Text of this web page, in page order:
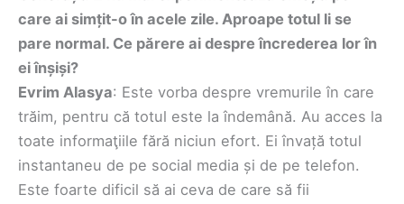
care ai simțit-o în acele zile. Aproape totul li se
pare normal. Ce părere ai despre încrederea lor în
ei înșiși?
Evrim Alasya: Este vorba despre vremurile în care
trăim, pentru că totul este la îndemână. Au acces la
toate informaţiile fără niciun efort. Ei învață totul
instantaneu de pe social media și de pe telefon.
Este foarte dificil să ai ceva de care să fii